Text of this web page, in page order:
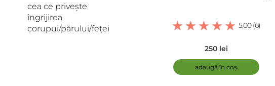
cea ce privește
îngrijirea
corupui/părului/feței
5.00 (6)
250 lei
adaugă în coș